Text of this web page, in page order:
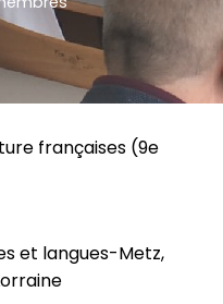
françaises (9e
et langues-Metz,